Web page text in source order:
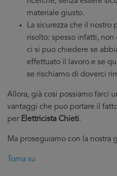
materiale giusto.
La sicurezza che il nostro
risolto: spesso infatti,
ci si puo chiedere se
effettuato il lavoro e se
se rischiamo di doverci
Allora, già cosi possiamo farci
vantaggi che puo portare il
per Elettricista Chieti.
Ma proseguiamo con la nostra
Torna su